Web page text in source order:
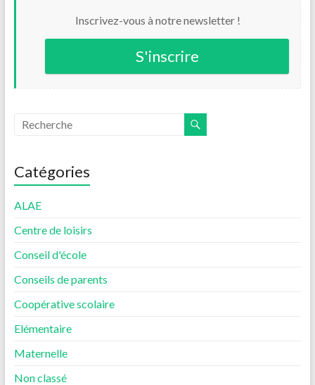
Inscrivez-vous à notre newsletter !
S'inscrire
Catégories
ALAE
Centre de loisirs
Conseil d'école
Conseils de parents
Coopérative scolaire
Elémentaire
Maternelle
Non classé